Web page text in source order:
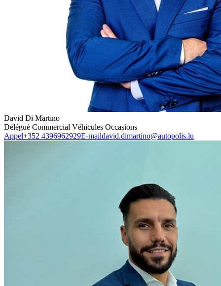
David Di Martino
Délégué Commercial Véhicules Occasions
Appel+352 4396962929E-maildavid.dimartino@autopolis.lu